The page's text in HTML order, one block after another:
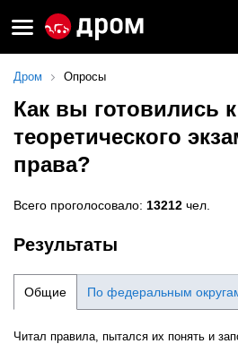
Дром Опросы
Как вы готовились
теоретического
права?
Всего проголосовало: 13212 чел.
Результаты
Общие По федеральным
Читал правила, пытался их понять и